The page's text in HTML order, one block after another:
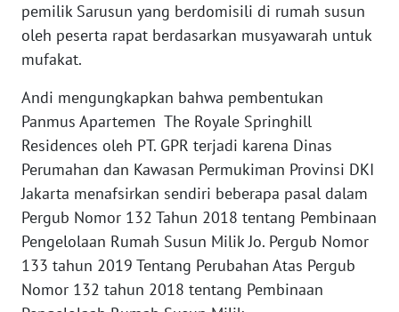
pemilik Sarusun yang berdomisili di rumah susun
oleh peserta rapat berdasarkan musyawarah untuk
mufakat.
Andi mengungkapkan bahwa pembentukan
Panmus Apartemen The Royale Springhill
Residences oleh PT. GPR terjadi karena Dinas
Perumahan dan Kawasan Permukiman Provinsi DKI
Jakarta menafsirkan sendiri beberapa pasal dalam
Pergub Nomor 132 Tahun 2018 tentang Pembinaan
Pengelolaan Rumah Susun Milik Jo. Pergub Nomor
133 tahun 2019 Tentang Perubahan Atas Pergub
Nomor 132 tahun 2018 tentang Pembinaan
JATIM
WN
WN
KALBAR
WN
WN
KALTARA